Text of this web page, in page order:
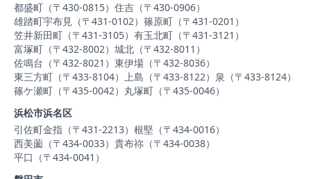
都盛町（〒430-0815） 住吉（〒430-0906）
雄踏町宇布見（〒431-0102） 篠原町（〒431-0201）
笠井新田町（〒431-3105） 有玉北町（〒431-3121）
富塚町（〒432-8002） 城北（〒432-8011）
佐鳴台（〒432-8021） 東伊場（〒432-8036）
東三方町（〒433-8104） 上島（〒433-8122） 泉（〒433-8124）
篠ケ瀬町（〒435-0042） 丸塚町（〒435-0046）
浜松市浜名区
引佐町金指（〒431-2213） 根堅（〒434-0016）
西美薗（〒434-0033） 貴布祢（〒434-0038）
平口（〒434-0041）